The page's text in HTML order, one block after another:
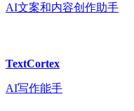
AI文案和内容创作助手
TextCortex
AI写作能手